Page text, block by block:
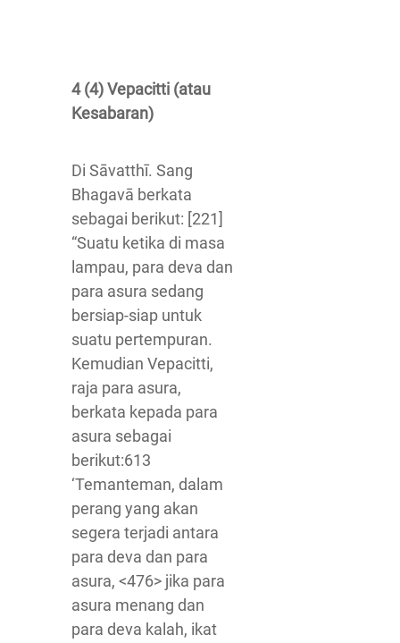
4 (4) Vepacitti (atau
Kesabaran)
Di Sāvatthī. Sang
Bhagavā berkata
sebagai berikut: [221]
“Suatu ketika di masa
lampau, para deva dan
para asura sedang
bersiap-siap untuk
suatu pertempuran.
Kemudian Vepacitti,
raja para asura,
berkata kepada para
asura sebagai
berikut:613
‘Temanteman, dalam
perang yang akan
segera terjadi antara
para deva dan para
asura, <476> jika para
asura menang dan
para deva kalah, ikat